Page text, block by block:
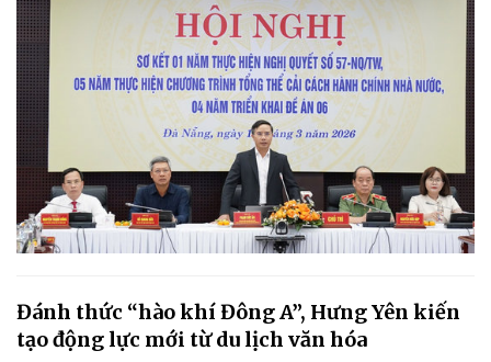
Đánh thức “hào khí Đông A”, Hưng Yên kiến
tạo động lực mới từ du lịch văn hóa